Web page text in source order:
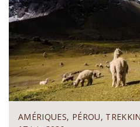
AMÉRIQUES, PÉROU,